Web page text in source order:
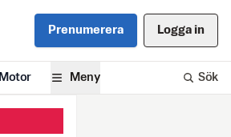
Prenumerera Logga in
Motor Meny Sök